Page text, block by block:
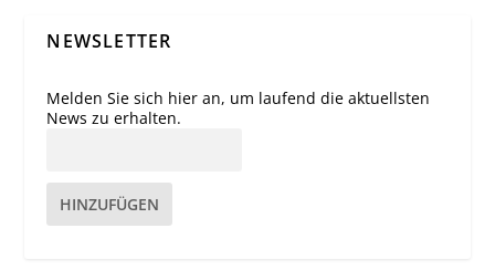
NEWSLETTER
Melden Sie sich hier an, um laufend die aktuellsten
News zu erhalten.
HINZUFÜGEN